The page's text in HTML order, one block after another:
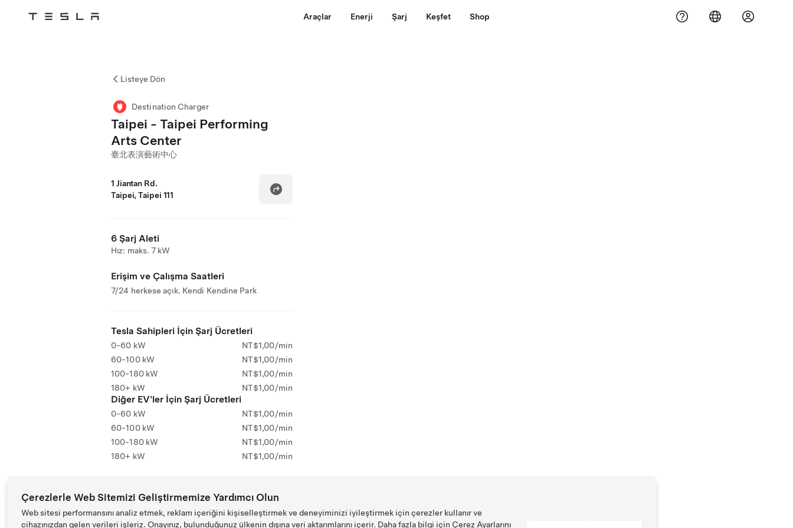
Tesla Araçlar Enerji Şarj Keşfet Shop
Listeye Dön
Destination Charger
Taipei - Taipei Performing
Arts Center
臺北表演藝術中心
1 Jiantan Rd.
Taipei, Taipei 111
6 Şarj Aleti
Hız: maks. 7 kW
Erişim ve Çalışma Saatleri
7/24 herkese açık. Kendi Kendine Park
Tesla Sahipleri İçin Şarj Ücretleri
0-60 kW
NT$1,00/min
60-100 kW
NT$1,00/min
100-180 kW
NT$1,00/min
180+ kW
NT$1,00/min
Diğer EV'ler İçin Şarj Ücretleri
0-60 kW
NT$1,00/min
60-100 kW
NT$1,00/min
100-180 kW
NT$1,00/min
180+ kW
NT$1,00/min
Çerezlerle Web Sitemizi Geliştirmemize Yardımcı Olun
Web sitesi performansını analiz etmek, reklam içeriğini kişiselleştirmek ve deneyiminizi iyileştirmek için çerezler kullanır ve
cihazınızdan gelen verileri işleriz. Onayınız, bulunduğunuz ülkenin dışına veri aktarımlarını içerir. Daha fazla bilgi için Çerez Ayarlarını